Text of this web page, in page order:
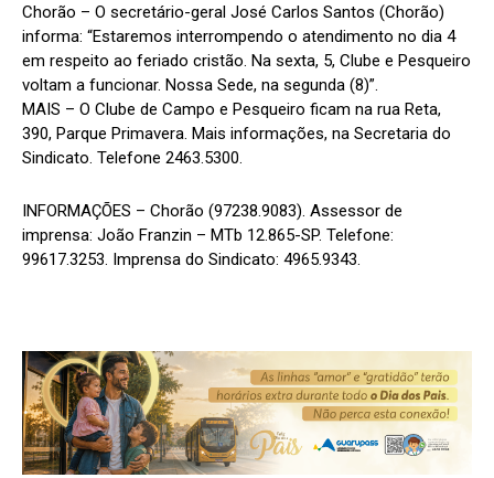
Chorão – O secretário-geral José Carlos Santos (Chorão)
informa: “Estaremos interrompendo o atendimento no dia 4
em respeito ao feriado cristão. Na sexta, 5, Clube e Pesqueiro
voltam a funcionar. Nossa Sede, na segunda (8)”.
MAIS – O Clube de Campo e Pesqueiro ficam na rua Reta,
390, Parque Primavera. Mais informações, na Secretaria do
Sindicato. Telefone 2463.5300.
INFORMAÇÕES – Chorão (97238.9083). Assessor de
imprensa: João Franzin – MTb 12.865-SP. Telefone:
99617.3253. Imprensa do Sindicato: 4965.9343.